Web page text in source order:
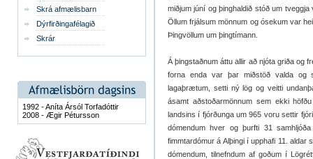
Skrá afmælisbarn
Dýrfirðingafélagið
Skrár
1992 - Aníta Ársól Torfadóttir
2008 - Ægir Pétursson
miðjum júní og þinghaldið stóð um
Öllum frjálsum mönnum og ósekum var
Þingvöllum um þingtímann.
Á þingstaðnum áttu allir að njóta griða og
forna enda var þar miðstöð valda og
lagaþrætum, setti ný lög og veitti
ásamt aðstoðarmönnum sem ekki
landsins í fjórðunga um 965 voru settir
dómendum hver og þurfti 31
fimmtardómur á Alþingi í upphafi 11.
dómendum, tilnefndum af goðum í